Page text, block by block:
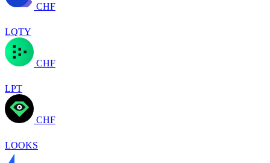
CHF
LQTY
CHF
LPT
CHF
LOOKS